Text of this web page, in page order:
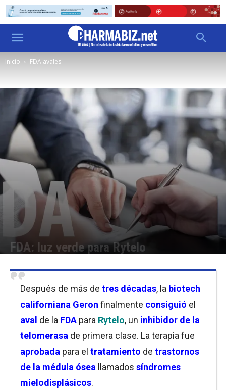
Inicio FDA avales
FDA: luz verde para Rytelo
Después de más de tres décadas, la biotech
californiana Geron finalmente consiguió el
aval de la FDA para Rytelo, un inhibidor de la
telomerasa de primera clase. La terapia fue
aprobada para el tratamiento de trastornos
de la médula ósea llamados síndromes
mielodisplásicos.